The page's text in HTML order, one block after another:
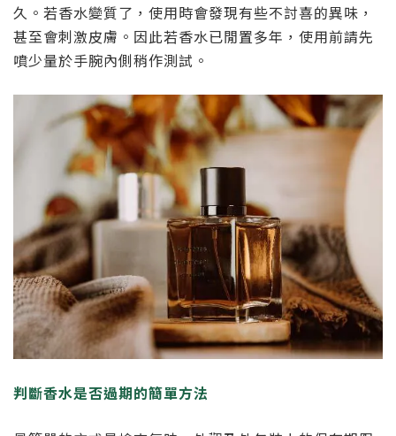
久。若香水變質了，使用時會發現有些不討喜的異味，
甚至會刺激皮膚。因此若香水已閒置多年，使用前請先
噴少量於手腕內側稍作測試。
判斷香水是否過期的簡單方法